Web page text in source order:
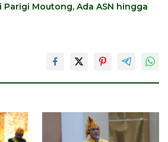
Moutong, Ada ASN hingga